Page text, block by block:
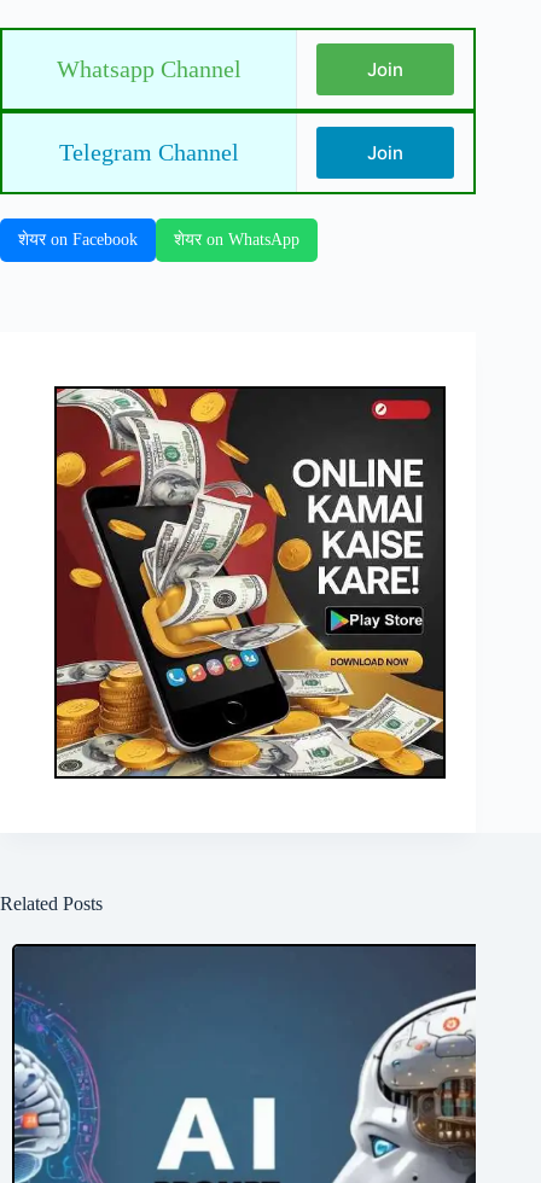
Whatsapp Channel Join
Telegram Channel Join
शेयर on Facebook शेयर on WhatsApp
Related Posts